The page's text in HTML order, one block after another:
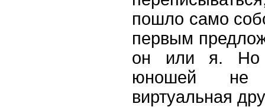
пошло само
первым
он или я. Но
юношей не
виртуальная